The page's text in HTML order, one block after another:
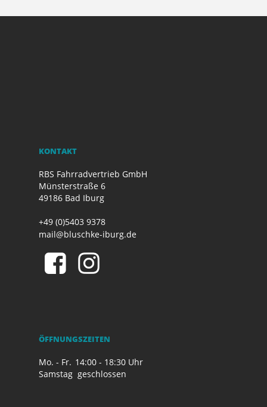
KONTAKT
RBS Fahrradvertrieb GmbH
Münsterstraße 6
49186 Bad Iburg
+49 (0)5403 9378
mail@bluschke-iburg.de
ÖFFNUNGSZEITEN
Mo. - Fr. 14:00 - 18:30 Uhr
Samstag geschlossen